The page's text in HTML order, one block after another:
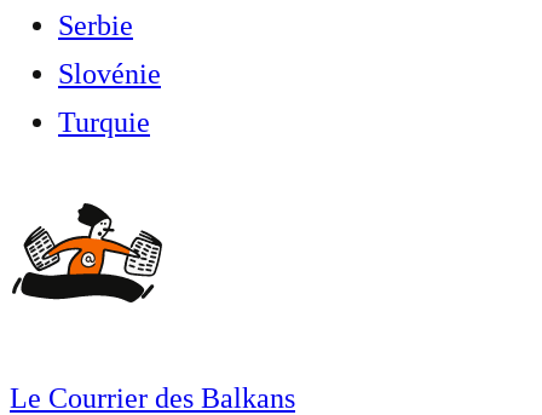
Serbie
Slovénie
Turquie
Le Courrier des Balkans